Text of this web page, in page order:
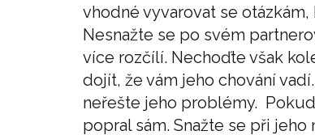
vhodné vyvarovat se
Nesnažte se po svém
více rozčílí. Nechoďte však
dojít, že vám jeho chování
neřešte jeho problémy.
popral sám. Snažte se při